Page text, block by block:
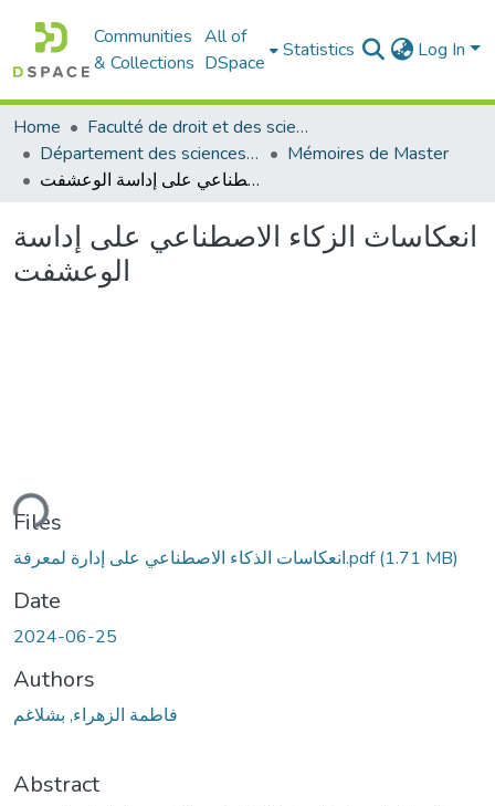
Communities
& Collections
All of
DSpace
Statistics Log In
Home
Faculté de droit et des sciences politiques
Département des sciences politiques
Mémoires de Master
انعكاساث الزكاء الاصطناعي على إداسة الوعشفت
انعكاساث الزكاء الاصطناعي على إداسة
الوعشفت
Files
انعكاسات الذكاء الاصطناعي على إدارة لمعرفة.pdf(1.71 MB)
Date
2024-06-25
Authors
فاطمة الزهراء, بشلاغم
Abstract